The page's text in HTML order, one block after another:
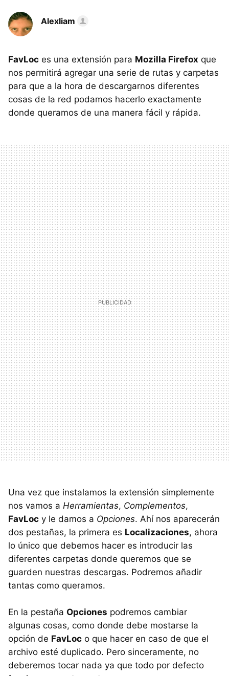
Alexliam
FavLoc es una extensión para Mozilla Firefox que
nos permitirá agregar una serie de rutas y carpetas
para que a la hora de descargarnos diferentes
cosas de la red podamos hacerlo exactamente
donde queramos de una manera fácil y rápida.
Una vez que instalamos la extensión simplemente
nos vamos a Herramientas, Complementos,
FavLoc y le damos a Opciones. Ahí nos aparecerán
dos pestañas, la primera es Localizaciones, ahora
lo único que debemos hacer es introducir las
diferentes carpetas donde queremos que se
guarden nuestras descargas. Podremos añadir
tantas como queramos.
En la pestaña Opciones podremos cambiar
algunas cosas, como donde debe mostarse la
opción de FavLoc o que hacer en caso de que el
archivo esté duplicado. Pero sinceramente, no
deberemos tocar nada ya que todo por defecto